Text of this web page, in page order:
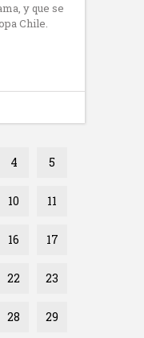
y que se
Chile.
4 5
10 11
16 17
22 23
28 29